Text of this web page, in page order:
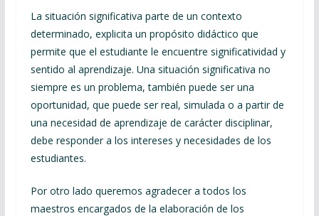
La situación significativa parte de un contexto
determinado, explicita un propósito didáctico que
permite que el estudiante le encuentre significatividad y
sentido al aprendizaje. Una situación significativa no
siempre es un problema, también puede ser una
oportunidad, que puede ser real, simulada o a partir de
una necesidad de aprendizaje de carácter disciplinar,
debe responder a los intereses y necesidades de los
estudiantes.
Por otro lado queremos agradecer a todos los
maestros encargados de la elaboración de los